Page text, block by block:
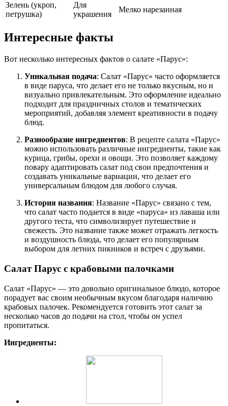
Зелень (укроп,
петрушка)
Для
украшения
Мелко нарезанная
Интересные факты
Вот несколько интересных фактов о салате «Парус»:
Уникальная подача: Салат «Парус» часто оформляется
в виде паруса, что делает его не только вкусным, но и
визуально привлекательным. Это оформление идеально
подходит для праздничных столов и тематических
мероприятий, добавляя элемент креативности в подачу
блюд.
Разнообразие ингредиентов: В рецепте салата «Парус»
можно использовать различные ингредиенты, такие как
курица, грибы, орехи и овощи. Это позволяет каждому
повару адаптировать салат под свои предпочтения и
создавать уникальные вариации, что делает его
универсальным блюдом для любого случая.
История названия: Название «Парус» связано с тем,
что салат часто подается в виде «паруса» из лаваша или
другого теста, что символизирует путешествие и
свежесть. Это название также может отражать легкость
и воздушность блюда, что делает его популярным
выбором для летних пикников и встреч с друзьями.
Салат Парус с крабовыми палочками
Салат «Парус» — это довольно оригинальное блюдо, которое
порадует вас своим необычным вкусом благодаря наличию
крабовых палочек. Рекомендуется готовить этот салат за
несколько часов до подачи на стол, чтобы он успел
пропитаться.
Ингредиенты: